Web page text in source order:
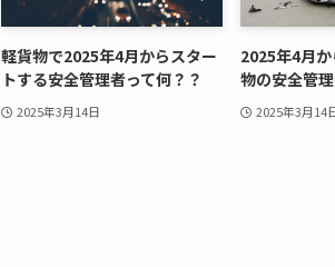
軽貨物で2025年4月からスター
トする安全管理者って何？？
2025年3月14日
2025年4月
物の安全管
2025年3月14